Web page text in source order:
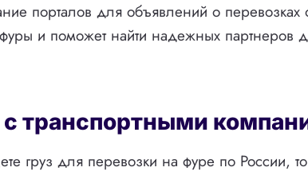
порталов для объявлений о перевозках
и поможет найти надежных партнеров
с транспортными
груз для перевозки на фуре по России,